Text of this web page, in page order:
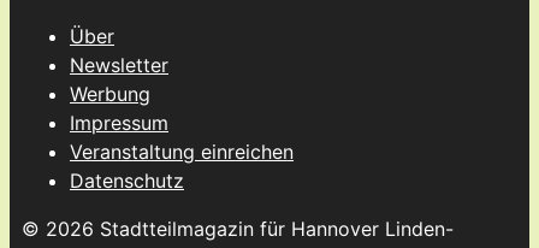
Über
Newsletter
Werbung
Impressum
Veranstaltung einreichen
Datenschutz
© 2026 Stadtteilmagazin für Hannover Linden-